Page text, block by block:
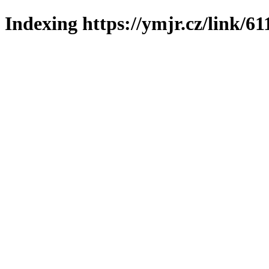
Indexing https://ymjr.cz/link/